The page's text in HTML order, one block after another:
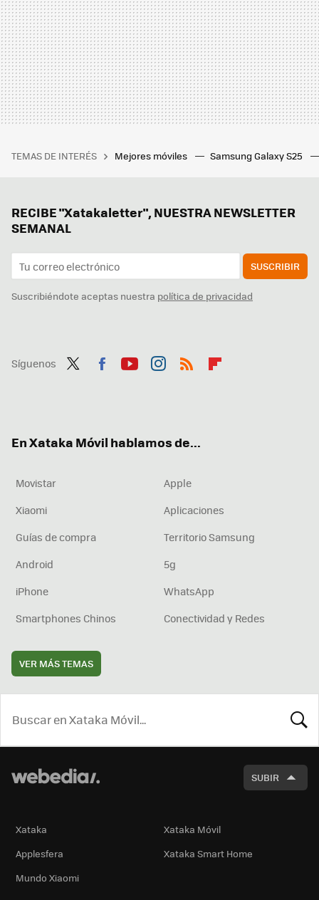
TEMAS DE INTERÉS Mejores móviles Samsung Galaxy S25
RECIBE "Xatakaletter", NUESTRA NEWSLETTER
SEMANAL
SUSCRIBIR
Suscribiéndote aceptas nuestra política de privacidad
Síguenos
En Xataka Móvil hablamos de...
Movistar
Apple
Xiaomi
Aplicaciones
Guías de compra
Territorio Samsung
Android
5g
iPhone
WhatsApp
Smartphones Chinos
Conectividad y Redes
VER MÁS TEMAS
SUBIR
Xataka
Xataka Móvil
Applesfera
Xataka Smart Home
Mundo Xiaomi